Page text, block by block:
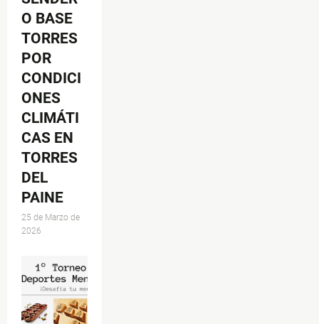
O BASE
TORRES
POR
CONDICI
ONES
CLIMÁTI
CAS EN
TORRES
DEL
PAINE
25 de Marzo de
2026